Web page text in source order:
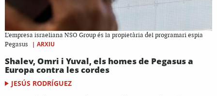
L’empresa israeliana NSO Group és la propietària del programari espia
Pegasus
| ARXIU
Shalev, Omri i Yuval, els homes de Pegasus a
Europa contra les cordes
JESÚS RODRÍGUEZ